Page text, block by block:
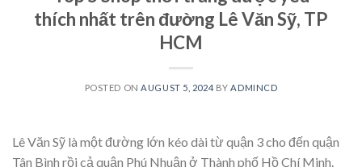
thích nhất trên đường Lê Văn Sỹ, TP
HCM
POSTED ON AUGUST 5, 2024 BY ADMINCD
Lê Văn Sỹ là một đường lớn kéo dài từ quận 3 cho đến quận
Tân Bình rồi cả quận Phú Nhuận ở Thành phố Hồ Chí Minh.